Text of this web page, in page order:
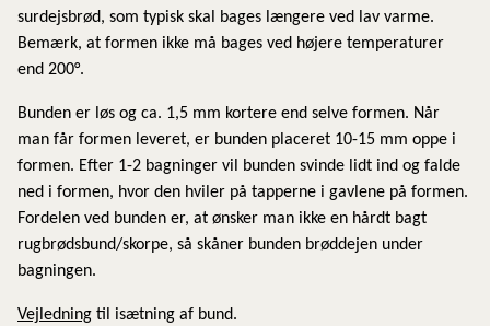
surdejsbrød, som typisk skal bages længere ved lav varme.
Bemærk, at formen ikke må bages ved højere temperaturer
end 200°.
Bunden er løs og ca. 1,5 mm kortere end selve formen. Når
man får formen leveret, er bunden placeret 10-15 mm oppe i
formen. Efter 1-2 bagninger vil bunden svinde lidt ind og falde
ned i formen, hvor den hviler på tapperne i gavlene på formen.
Fordelen ved bunden er, at ønsker man ikke en hårdt bagt
rugbrødsbund/skorpe, så skåner bunden brøddejen under
bagningen.
Vejledning til isætning af bund.